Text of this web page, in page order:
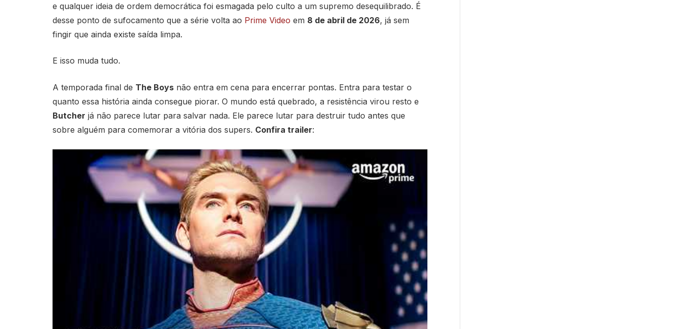
e qualquer ideia de ordem democrática foi esmagada pelo culto a um supremo desequilibrado. É
desse ponto de sufocamento que a série volta ao Prime Video em 8 de abril de 2026, já sem
fingir que ainda existe saída limpa.
E isso muda tudo.
A temporada final de The Boysnão entra em cena para encerrar pontas. Entra para testar o
quanto essa história ainda consegue piorar. O mundo está quebrado, a resistência virou resto e
Butcher já não parece lutar para salvar nada. Ele parece lutar para destruir tudo antes que
sobre alguém para comemorar a vitória dos supers. Confira trailer: